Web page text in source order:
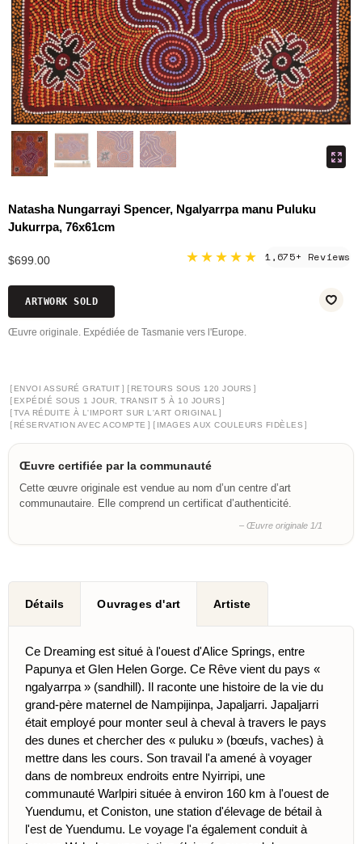
Natasha Nungarrayi Spencer, Ngalyarrpa manu Puluku
Jukurrpa, 76x61cm
$699.00 ★★★★★ 1,675+ Reviews
ARTWORK SOLD
Œuvre originale. Expédiée de Tasmanie vers l'Europe.
[ ENVOI ASSURÉ GRATUIT ] [ RETOURS SOUS 120 JOURS ]
[ EXPÉDIÉ SOUS 1 JOUR, TRANSIT 5 À 10 JOURS ]
[TVA RÉDUITE À L'IMPORT SUR L'ART ORIGINAL ]
[ RÉSERVATION AVEC ACOMPTE ] [ IMAGES AUX COULEURS FIDÈLES ]
Œuvre certifiée par la communauté
Cette œuvre originale est vendue au nom d’un centre d’art
communautaire. Elle comprend un certificat d’authenticité.
– Œuvre originale 1/1
Détails Ouvrages d'art Artiste
Ce Dreaming est situé à l'ouest d'Alice Springs, entre
Papunya et Glen Helen Gorge. Ce Rêve vient du pays «
ngalyarrpa » (sandhill). Il raconte une histoire de la vie du
grand-père maternel de Nampijinpa, Japaljarri. Japaljarri
était employé pour monter seul à cheval à travers le pays
des dunes et chercher des « puluku » (bœufs, vaches) à
mettre dans les cours. Son travail l'a amené à voyager
dans de nombreux endroits entre Nyirripi, une
communauté Warlpiri située à environ 160 km à l'ouest de
Yuendumu, et Coniston, une station d'élevage de bétail à
l'est de Yuendumu. Le voyage l'a également conduit à